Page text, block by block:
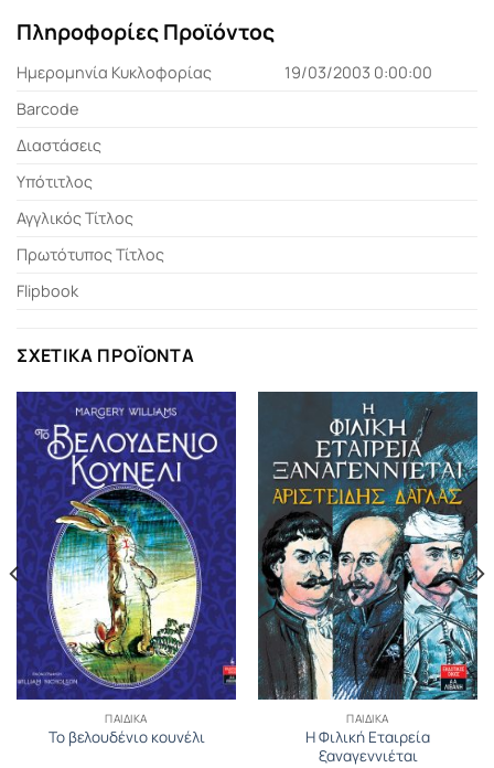
Πληροφορίες Προϊόντος
Ημερομηνία Κυκλοφορίας
19/03/2003 0:00:00
Barcode
Διαστάσεις
Υπότιτλος
Αγγλικός Τίτλος
Πρωτότυπος Τίτλος
Flipbook
ΣΧΕΤΙΚΆ ΠΡΟΪΌΝΤΑ
ΠΑΙΔΙΚΆ
Το βελουδένιο κουνέλι
ΠΑΙΔΙΚΆ
Η Φιλική Εταιρεία
ξαναγεννιέται